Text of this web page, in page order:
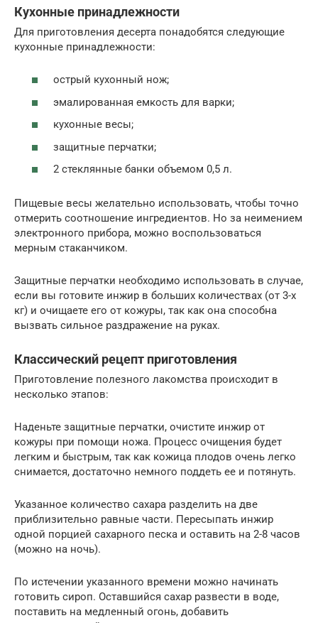
Кухонные принадлежности
Для приготовления десерта понадобятся следующие
кухонные принадлежности:
острый кухонный нож;
эмалированная емкость для варки;
кухонные весы;
защитные перчатки;
2 стеклянные банки объемом 0,5 л.
Пищевые весы желательно использовать, чтобы точно
отмерить соотношение ингредиентов. Но за неимением
электронного прибора, можно воспользоваться
мерным стаканчиком.
Защитные перчатки необходимо использовать в случае,
если вы готовите инжир в больших количествах (от 3-х
кг) и очищаете его от кожуры, так как она способна
вызвать сильное раздражение на руках.
Классический рецепт приготовления
Приготовление полезного лакомства происходит в
несколько этапов:
Наденьте защитные перчатки, очистите инжир от
кожуры при помощи ножа. Процесс очищения будет
легким и быстрым, так как кожица плодов очень легко
снимается, достаточно немного поддеть ее и потянуть.
Указанное количество сахара разделить на две
приблизительно равные части. Пересыпать инжир
одной порцией сахарного песка и оставить на 2-8 часов
(можно на ночь).
По истечении указанного времени можно начинать
готовить сироп. Оставшийся сахар развести в воде,
поставить на медленный огонь, добавить